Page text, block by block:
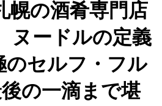
幌の酒肴専門店
ヌードルの定義
のセルフ・フル
の一滴まで堪